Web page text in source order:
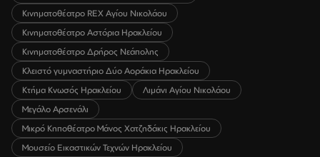
Κινηματοθέατρο REX Αγίου Νικολάου
Κινηματοθέατρο Αστόρια Ηρακλείου
Κινηματοθέατρο Δρήρος Νεάπολης
Κλειστό γυμναστήριο Δύο Αοράκια Ηρακλείου
Κτήμα Κνωσός Ηρακλείου
Λιμάνι Αγίου Νικολάου
Μεγάλο Αρσενάλι
Μικρό Κηποθέατρο Μάνος Χατζηδάκις Ηρακλείου
Μουσείο Εικαστικών Τεχνών Ηρακλείου